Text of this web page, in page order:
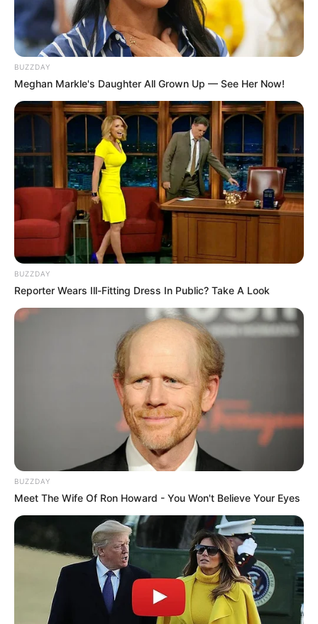
BUZZDAY
Meghan Markle's Daughter All Grown Up — See Her Now!
BUZZDAY
Reporter Wears Ill-Fitting Dress In Public? Take A Look
BUZZDAY
Meet The Wife Of Ron Howard - You Won't Believe Your Eyes